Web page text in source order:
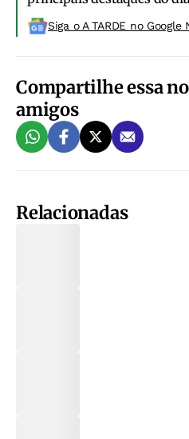
Siga o A TARDE no Google
Compartilhe essa
amigos
Relacionadas